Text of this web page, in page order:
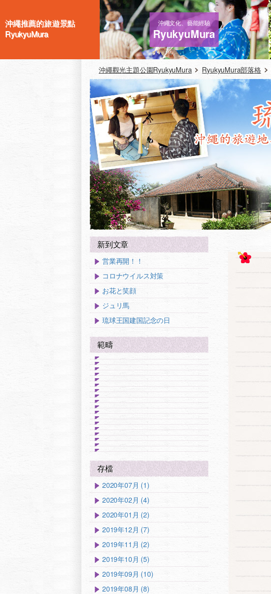
沖繩推薦的旅遊景點
RyukyuMura
沖繩文化、藝能經驗
RyukyuMura
沖繩觀光主題公園RyukyuMura RyukyuMura部落格
新到文章
営業再開！！
コロナウイルス対策
お花と笑顔
ジュリ馬
琉球王国建国記念の日
範疇
存檔
2020年07月 (1)
2020年02月 (4)
2020年01月 (2)
2019年12月 (7)
2019年11月 (2)
2019年10月 (5)
2019年09月 (10)
2019年08月 (8)